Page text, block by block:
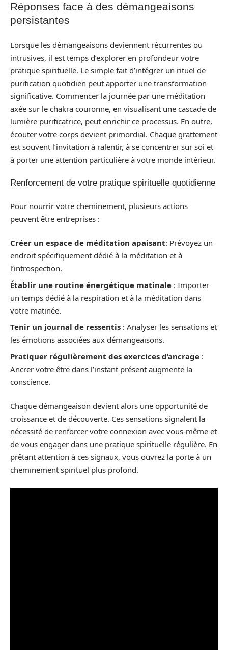
Réponses face à des démangeaisons
persistantes
Lorsque les démangeaisons deviennent récurrentes ou
intrusives, il est temps d’explorer en profondeur votre
pratique spirituelle. Le simple fait d’intégrer un rituel de
purification quotidien peut apporter une transformation
significative. Commencer la journée par une méditation
axée sur le chakra couronne, en visualisant une cascade de
lumière purificatrice, peut enrichir ce processus. En outre,
écouter votre corps devient primordial. Chaque grattement
est souvent l’invitation à ralentir, à se concentrer sur soi et
à porter une attention particulière à votre monde intérieur.
Renforcement de votre pratique spirituelle quotidienne
Pour nourrir votre cheminement, plusieurs actions
peuvent être entreprises :
Créer un espace de méditation apaisant: Prévoyez un
endroit spécifiquement dédié à la méditation et à
l’introspection.
Établir une routine énergétique matinale : Importer
un temps dédié à la respiration et à la méditation dans
votre matinée.
Tenir un journal de ressentis : Analyser les sensations et
les émotions associées aux démangeaisons.
Pratiquer régulièrement des exercices d’ancrage :
Ancrer votre être dans l’instant présent augmente la
conscience.
Chaque démangeaison devient alors une opportunité de
croissance et de découverte. Ces sensations signalent la
nécessité de renforcer votre connexion avec vous-même et
de vous engager dans une pratique spirituelle régulière. En
prêtant attention à ces signaux, vous ouvrez la porte à un
cheminement spirituel plus profond.